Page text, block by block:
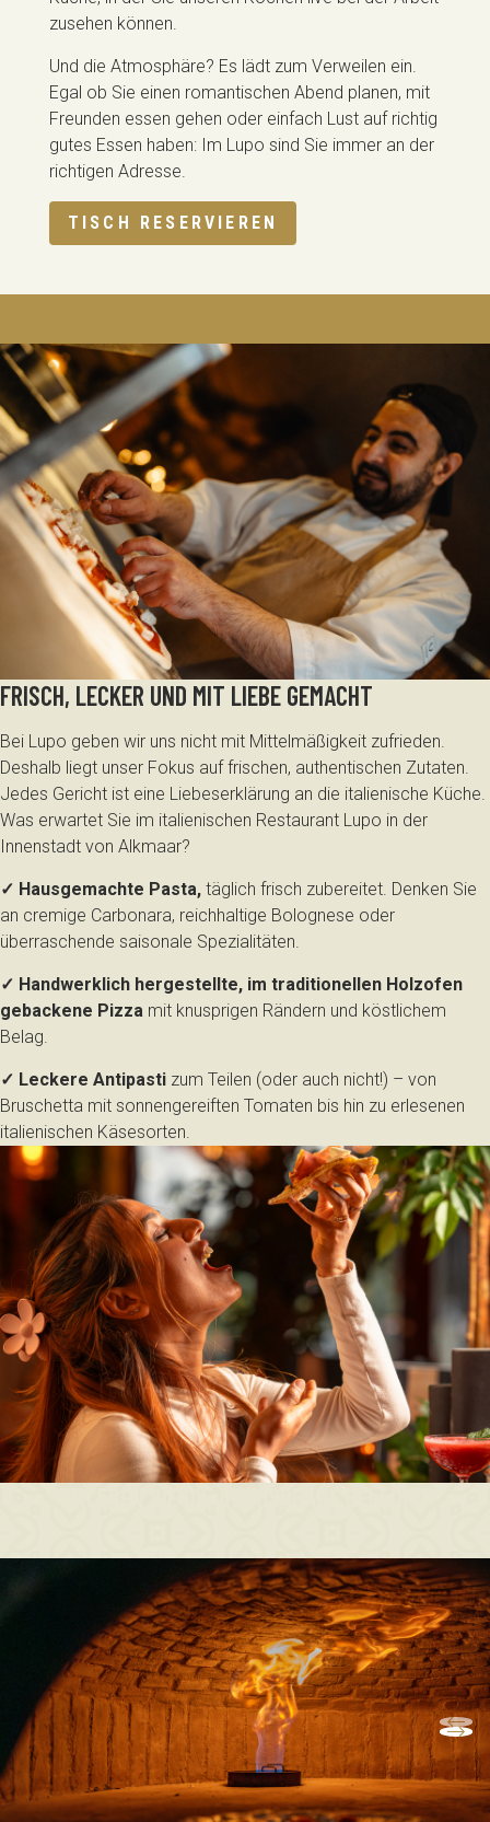
zusehen können.
Und die Atmosphäre? Es lädt zum Verweilen ein.
Egal ob Sie einen romantischen Abend planen, mit
Freunden essen gehen oder einfach Lust auf richtig
gutes Essen haben: Im Lupo sind Sie immer an der
richtigen Adresse.
TISCH RESERVIEREN
FRISCH, LECKER UND MIT LIEBE GEMACHT
Bei Lupo geben wir uns nicht mit Mittelmäßigkeit zufrieden.
Deshalb liegt unser Fokus auf frischen, authentischen Zutaten.
Jedes Gericht ist eine Liebeserklärung an die italienische Küche.
Was erwartet Sie im italienischen Restaurant Lupo in der
Innenstadt von Alkmaar?
✓ Hausgemachte Pasta, täglich frisch zubereitet. Denken Sie
an cremige Carbonara, reichhaltige Bolognese oder
überraschende saisonale Spezialitäten.
✓ Handwerklich hergestellte, im traditionellen Holzofen
gebackene Pizza mit knusprigen Rändern und köstlichem
Belag.
✓ Leckere Antipasti zum Teilen (oder auch nicht!) – von
Bruschetta mit sonnengereiften Tomaten bis hin zu erlesenen
italienischen Käsesorten.